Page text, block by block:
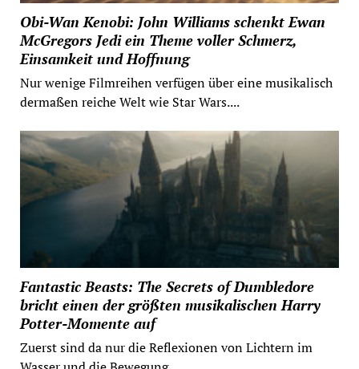
Obi-Wan Kenobi: John Williams schenkt Ewan
McGregors Jedi ein Theme voller Schmerz,
Einsamkeit und Hoffnung
Nur wenige Filmreihen verfügen über eine musikalisch
dermaßen reiche Welt wie Star Wars....
Fantastic Beasts: The Secrets of Dumbledore
bricht einen der größten musikalischen Harry
Potter-Momente auf
Zuerst sind da nur die Reflexionen von Lichtern im